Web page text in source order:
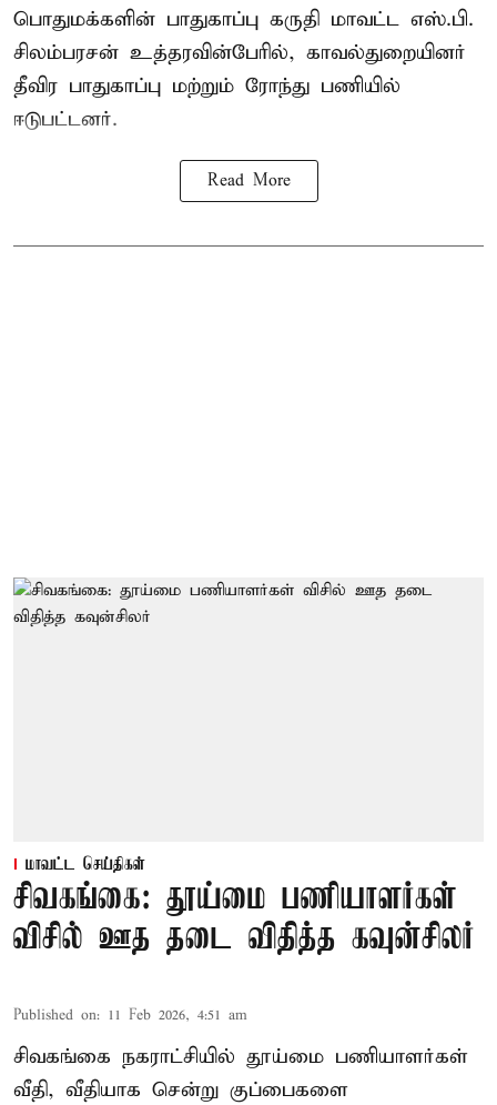
பொதுமக்களின் பாதுகாப்பு கருதி மாவட்ட எஸ்.பி.
சிலம்பரசன் உத்தரவின்பேரில், காவல்துறையினர்
தீவிர பாதுகாப்பு மற்றும் ரோந்து பணியில்
ஈடுபட்டனர்.
Read More
மாவட்ட செய்திகள்
சிவகங்கை: தூய்மை பணியாளர்கள்
விசில் ஊத தடை விதித்த கவுன்சிலர்
Published on: 11 Feb 2026, 4:51 am
சிவகங்கை நகராட்சியில் தூய்மை பணியாளர்கள்
வீதி, வீதியாக சென்று குப்பைகளை